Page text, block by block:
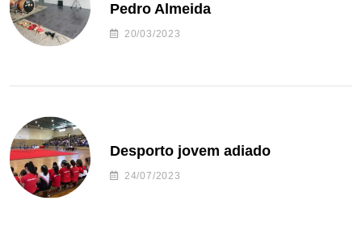
Pedro Almeida
20/03/2023
Desporto jovem adiado
24/07/2023